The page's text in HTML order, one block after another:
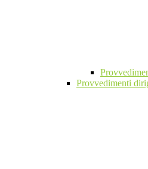
Provvedimenti